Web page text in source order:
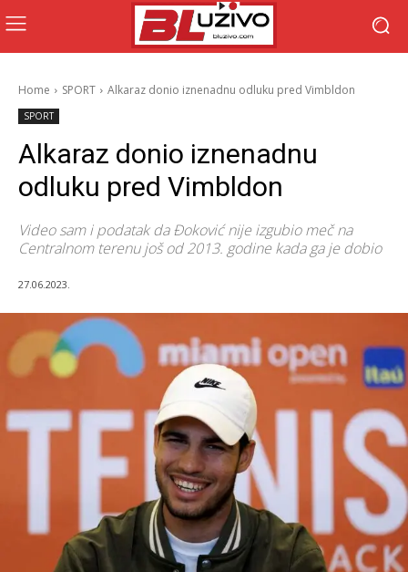
Home SPORT Alkaraz donio iznenadnu odluku pred Vimbldon
SPORT
Alkaraz donio iznenadnu
odluku pred Vimbldon
Video sam i podatak da Đoković nije izgubio meč na
Centralnom terenu još od 2013. godine kada ga je dobio
27.06.2023.